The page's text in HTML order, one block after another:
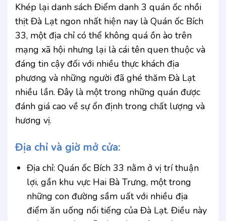
Khép lại danh sách Điểm danh 3 quán ốc nhồi
thịt Đà Lạt ngon nhất hiện nay là Quán ốc Bích
33, một địa chỉ có thể không quá ồn ào trên
mạng xã hội nhưng lại là cái tên quen thuộc và
đáng tin cậy đối với nhiều thực khách địa
phương và những người đã ghé thăm Đà Lạt
nhiều lần. Đây là một trong những quán được
đánh giá cao về sự ổn định trong chất lượng và
hương vị.
Địa chỉ và giờ mở cửa:
Địa chỉ: Quán ốc Bích 33 nằm ở vị trí thuận
lợi, gần khu vực Hai Bà Trưng, một trong
những con đường sầm uất với nhiều địa
điểm ăn uống nổi tiếng của Đà Lạt. Điều này